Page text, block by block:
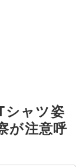
ャツ姿
が注意呼